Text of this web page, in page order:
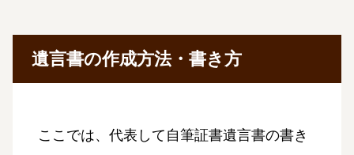
遺言書の作成方法・書き方
ここでは、代表して自筆証書遺言書の書き